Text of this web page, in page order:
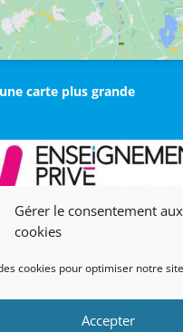
Gérer le consentement aux
cookies
cookies pour optimiser notre
Accepter
carte plus grande